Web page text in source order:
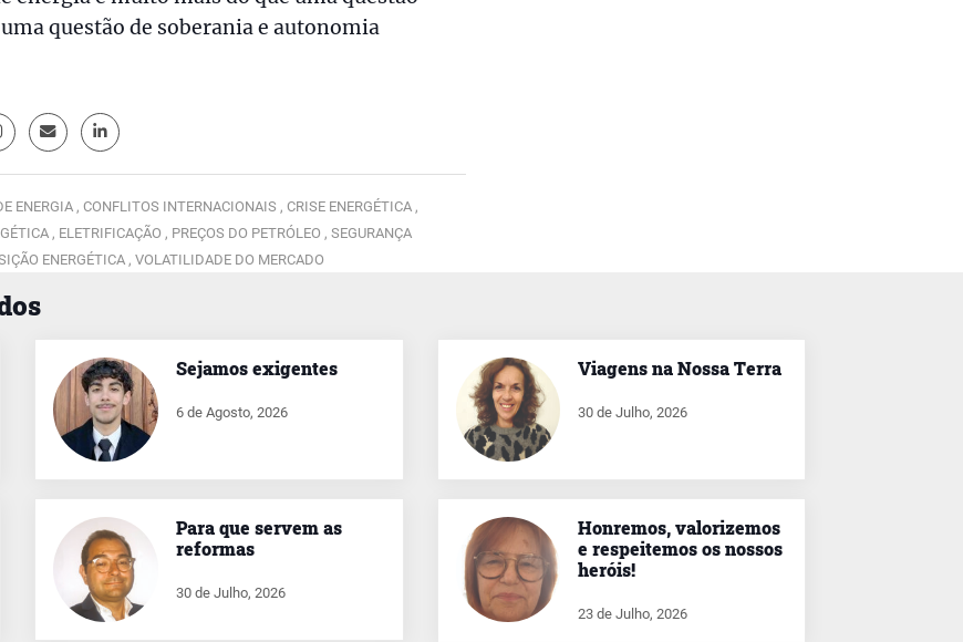
questão de soberania e autonomia
ENERGIA , CONFLITOS INTERNACIONAIS , CRISE ENERGÉTICA ,
, ELETRIFICAÇÃO , PREÇOS DO PETRÓLEO , SEGURANÇA
ENERGÉTICA , VOLATILIDADE DO MERCADO
Sejamos exigentes
6 de Agosto, 2026
Viagens na Nossa Terra
30 de Julho, 2026
Para que servem as
reformas
30 de Julho, 2026
Honremos, valorizemos
e respeitemos os nossos
heróis!
23 de Julho, 2026